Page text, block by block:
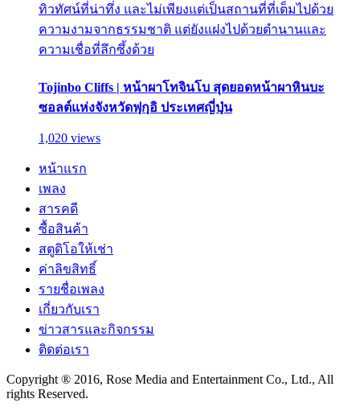
ทิวทัศน์ที่น่าทึ่ง และไม่เพียงแต่เป็นสถานที่ที่เต็มไปด้วย
ความงามจากธรรมชาติ แต่ยังแฝงไปด้วยตำนานและ
ความเชื่อที่ลึกซึ้งด้วย
Tojinbo Cliffs | หน้าผาโทจินโบ สุดยอดหน้าผาหินบะ
ซอลต์แห่งจังหวัดฟุกุอิ ประเทศญี่ปุ่น
1,020 views
หน้าแรก
เพลง
สารคดี
ซื้อสินค้า
สตูดิโอให้เช่า
ค่าลิขสิทธิ์
รายชื่อเพลง
เกี่ยวกับเรา
ข่าวสารและกิจกรรม
ติดต่อเรา
Copyright ® 2016, Rose Media and Entertainment Co., Ltd., All
rights Reserved.